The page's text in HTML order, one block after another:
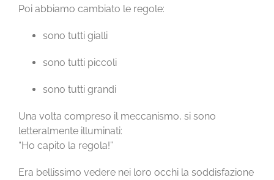
Poi abbiamo cambiato le regole:
sono tutti gialli
sono tutti piccoli
sono tutti grandi
Una volta compreso il meccanismo, si sono
letteralmente illuminati:
“Ho capito la regola!”
Era bellissimo vedere nei loro occhi la soddisfazione